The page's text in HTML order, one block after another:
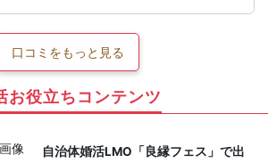
口コミをもっと見る
お役立ちコンテンツ
自治体婚活LMO「良縁フェス」で出